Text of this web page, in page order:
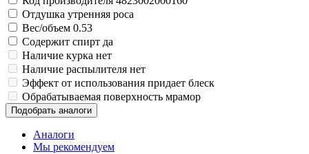
Отдушка утренняя роса
Вес/объем 0.53
Содержит спирт да
Наличие курка нет
Наличие распылителя нет
Эффект от использования придает блеск
Обрабатываемая поверхность мрамор
Подобрать аналоги
Аналоги
Мы рекомендуем